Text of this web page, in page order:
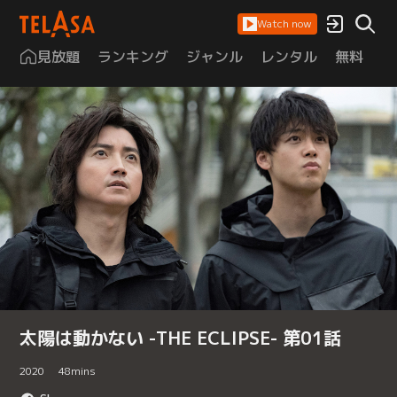
Watch now
見放題 ランキング ジャンル レンタル 無料
太陽は動かない -THE ECLIPSE- 第01話
2020 48mins